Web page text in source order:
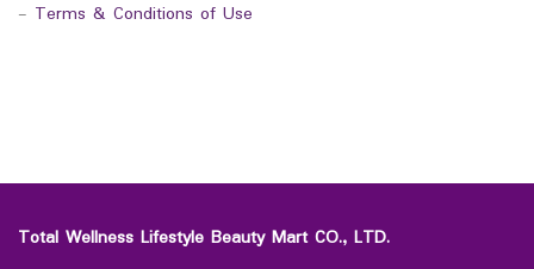
- Terms & Conditions of Use
Total Wellness Lifestyle Beauty Mart CO., LTD.